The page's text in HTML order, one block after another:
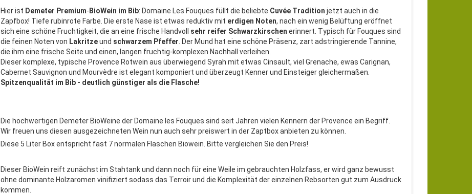
Hier ist Demeter Premium- BioWein im Bib: Domaine Les Fouques füllt die beliebte Cuvée Tradition jetzt auch in die
Zapfbox! Tiefe rubinrote Farbe. Die erste Nase ist etwas reduktiv mit erdigen Noten, nach ein wenig Belüftung eröffnet
sich eine schöne Fruchtigkeit, die an eine frische Handvoll sehr reifer Schwarzkirschen erinnert. Typisch für Fouques sind
die feinen Noten von Lakritzeund schwarzem Pfeffer . Der Mund hat eine schöne Präsenz, zart adstringierende Tannine,
die ihm eine frische Seite und einen, langen fruchtig-komplexen Nachhall verleihen.
Dieser komplexe, typische Provence Rotwein aus überwiegend Syrah mit etwas Cinsault, viel Grenache, ewas Carignan,
Cabernet Sauvignon und Mourvèdre ist elegant komponiert und überzeugt Kenner und Einsteiger gleichermaßen.
Spitzenqualität im Bib - deutlich günstiger als die Flasche!
Die hochwertigen Demeter BioWeine der Domaine les Fouques sind seit Jahren vielen Kennern der Provence ein Begriff.
Wir freuen uns diesen ausgezeichneten Wein nun auch sehr preiswert in der Zaptbox anbieten zu können.
Diese 5 Liter Box entspricht fast 7 normalen Flaschen Biowein. Bitte vergleichen Sie den Preis!
Dieser BioWein reift zunächst im Stahtank und dann noch für eine Weile im gebrauchten Holzfass, er wird ganz bewusst
ohne dominante Holzaromen vinifiziert sodass das Terroir und die Komplexität der einzelnen Rebsorten gut zum Ausdruck
kommen.